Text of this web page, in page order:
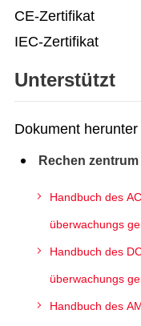
CE-Zertifikat
IEC-Zertifikat
Unterstützt
Dokument herunter
Rechen zentrum
Handbuch des
überwachungs
Handbuch des
überwachungs
Handbuch des